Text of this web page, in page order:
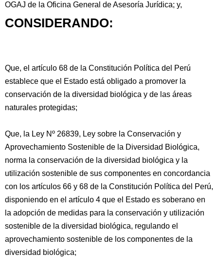
OGAJ de la Oficina General de Asesoría Jurídica; y,
CONSIDERANDO:
Que, el artículo 68 de la Constitución Política del Perú
establece que el Estado está obligado a promover la
conservación de la diversidad biológica y de las áreas
naturales protegidas;
Que, la Ley Nº 26839, Ley sobre la Conservación y
Aprovechamiento Sostenible de la Diversidad Biológica,
norma la conservación de la diversidad biológica y la
utilización sostenible de sus componentes en concordancia
con los artículos 66 y 68 de la Constitución Política del Perú,
disponiendo en el artículo 4 que el Estado es soberano en
la adopción de medidas para la conservación y utilización
sostenible de la diversidad biológica, regulando el
aprovechamiento sostenible de los componentes de la
diversidad biológica;